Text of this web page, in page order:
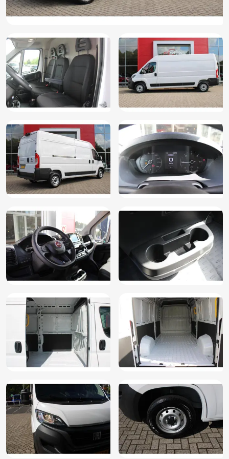
Radiovoorbereiding met DAB, bedrading, antenne en
Start/stop systeem
Stuurbekrachtiging
Stuur verstelbaar
Tussenschot volledig
U-Connect 7" touchscreen met DAB tuner incl.
USB/Bluetooth aansluiting, Draadloos AndroidAuto en
Vervolgbotsing preventie
Wettelijke garantie
Zijwind assistent